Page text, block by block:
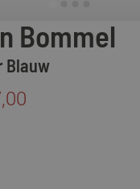
Bommel
Blauw